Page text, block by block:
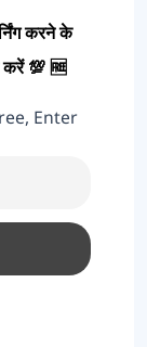
करने के
करें 💯 🆓
Enter